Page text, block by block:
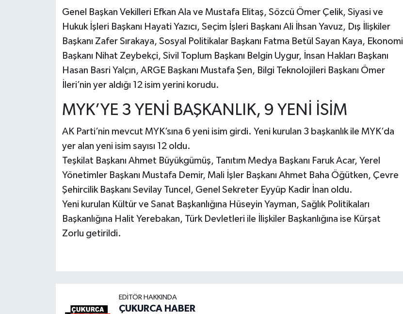
Genel Başkan Vekilleri Efkan Ala ve Mustafa Elitaş, Sözcü Ömer Çelik, Siyasi ve
Hukuk İşleri Başkanı Hayati Yazıcı, Seçim İşleri Başkanı Ali İhsan Yavuz, Dış İlişkiler
Başkanı Zafer Sırakaya, Sosyal Politikalar Başkanı Fatma Betül Sayan Kaya, Ekonomi
Başkanı Nihat Zeybekçi, Sivil Toplum Başkanı Belgin Uygur, İnsan Hakları Başkanı
Hasan Basri Yalçın, ARGE Başkanı Mustafa Şen, Bilgi Teknolojileri Başkanı Ömer
İleri’nin yer aldığı 12 isim yerini korudu.
MYK’YE 3 YENİ BAŞKANLIK, 9 YENİ İSİM
AK Parti’nin mevcut MYK’sına 6 yeni isim girdi. Yeni kurulan 3 başkanlık ile MYK’da
yer alan yeni isim sayısı 12 oldu.
Teşkilat Başkanı Ahmet Büyükgümüş, Tanıtım Medya Başkanı Faruk Acar, Yerel
Yönetimler Başkanı Mustafa Demir, Mali İşler Başkanı Ahmet Baha Öğütken, Çevre
Şehircilik Başkanı Sevilay Tuncel, Genel Sekreter Eyyüp Kadir İnan oldu.
Yeni kurulan Kültür ve Sanat Başkanlığına Hüseyin Yayman, Sağlık Politikaları
Başkanlığına Halit Yerebakan, Türk Devletleri ile İlişkiler Başkanlığına ise Kürşat
Zorlu getirildi.
EDITÖR HAKKINDA
ÇUKURCA HABER